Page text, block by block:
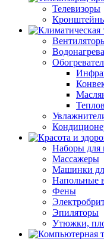
Телевизоры
Наборы для
Массажеры
Машинки
Напольные
Фены
Эпиляторы
Утюжки,